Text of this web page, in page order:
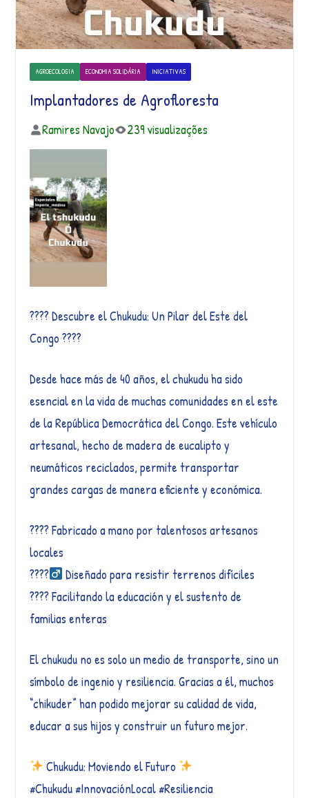
AGROECOLOGIA ECONOMIA SOLIDÁRIA INICIATIVAS
Implantadores de Agrofloresta
Ramires Navajo 239 visualizações
???? Descubre el Chukudu: Un Pilar del Este del
Congo ????
Desde hace más de 40 años, el chukudu ha sido
esencial en la vida de muchas comunidades en el este
de la República Democrática del Congo. Este vehículo
artesanal, hecho de madera de eucalipto y
neumáticos reciclados, permite transportar
grandes cargas de manera eficiente y económica.
???? Fabricado a mano por talentosos artesanos
locales
????‍
Diseñado para resistir terrenos difíciles
???? Facilitando la educación y el sustento de
familias enteras
El chukudu no es solo un medio de transporte, sino un
símbolo de ingenio y resiliencia. Gracias a él, muchos
“chikuder” han podido mejorar su calidad de vida,
educar a sus hijos y construir un futuro mejor.
Chukudu: Moviendo el Futuro
#Chukudu #InnovaciónLocal #Resiliencia